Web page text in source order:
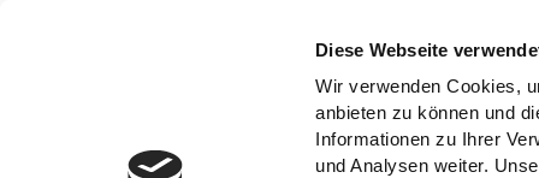
Diese Webseite
Wir verwenden Cookies,
anbieten zu können und
Informationen zu Ihrer
und Analysen weiter.